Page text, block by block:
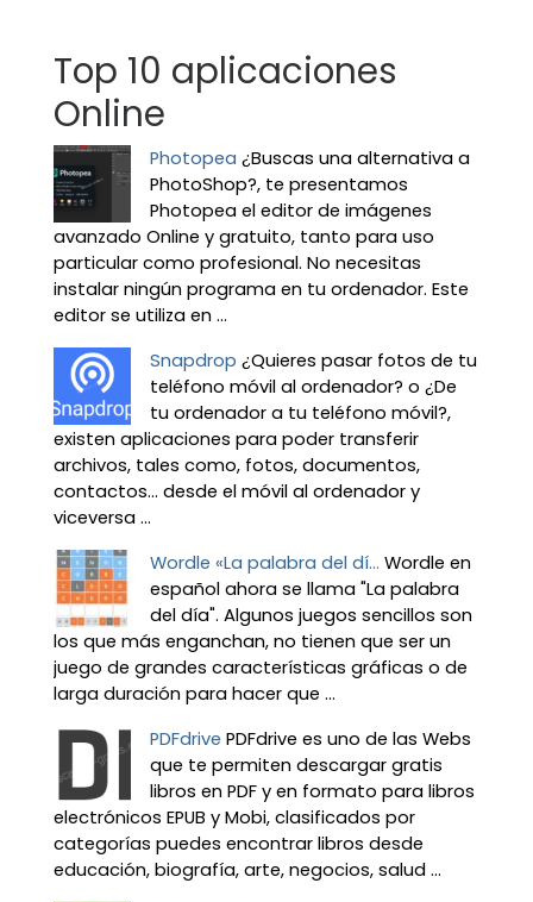
Top 10 aplicaciones
Online
Photopea ¿Buscas una alternativa a
PhotoShop?, te presentamos
Photopea el editor de imágenes
avanzado Online y gratuito, tanto para uso
particular como profesional. No necesitas
instalar ningún programa en tu ordenador. Este
editor se utiliza en ...
Snapdrop ¿Quieres pasar fotos de tu
teléfono móvil al ordenador? o ¿De
tu ordenador a tu teléfono móvil?,
existen aplicaciones para poder transferir
archivos, tales como, fotos, documentos,
contactos… desde el móvil al ordenador y
viceversa ...
Wordle «La palabra del dí... Wordle en
español ahora se llama "La palabra
del día". Algunos juegos sencillos son
los que más enganchan, no tienen que ser un
juego de grandes características gráficas o de
larga duración para hacer que ...
PDFdrive PDFdrive es uno de las Webs
que te permiten descargar gratis
libros en PDF y en formato para libros
electrónicos EPUB y Mobi, clasificados por
categorías puedes encontrar libros desde
educación, biografía, arte, negocios, salud ...